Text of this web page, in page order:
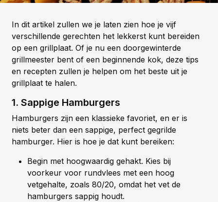
In dit artikel zullen we je laten zien hoe je vijf
verschillende gerechten het lekkerst kunt bereiden
op een grillplaat. Of je nu een doorgewinterde
grillmeester bent of een beginnende kok, deze tips
en recepten zullen je helpen om het beste uit je
grillplaat te halen.
1. Sappige Hamburgers
Hamburgers zijn een klassieke favoriet, en er is
niets beter dan een sappige, perfect gegrilde
hamburger. Hier is hoe je dat kunt bereiken:
Begin met hoogwaardig gehakt. Kies bij
voorkeur voor rundvlees met een hoog
vetgehalte, zoals 80/20, omdat het vet de
hamburgers sappig houdt.